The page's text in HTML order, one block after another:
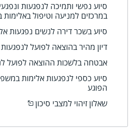
סיוע נפשי ותמיכה לנפגעות
במרכזים למניעה וטיפול
סיוע בשכר דירה לנשים נפגעות
דיון מהיר בהוצאה לפועל
אבטחה בלשכות ההוצאה לפועל
סיוע כספי לנפגעות אלימות
הפוגע
שאלון זיהוי למצבי סיכון